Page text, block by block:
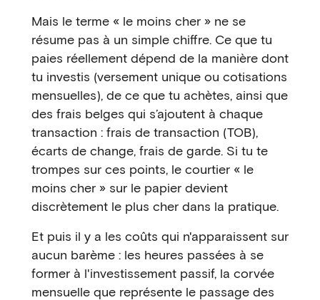
Mais le terme « le moins cher » ne se
résume pas à un simple chiffre. Ce que tu
paies réellement dépend de la manière dont
tu investis (versement unique ou cotisations
mensuelles), de ce que tu achètes, ainsi que
des frais belges qui s’ajoutent à chaque
transaction : frais de transaction (TOB),
écarts de change, frais de garde. Si tu te
trompes sur ces points, le courtier « le
moins cher » sur le papier devient
discrètement le plus cher dans la pratique.
Et puis il y a les coûts qui n'apparaissent sur
aucun barème : les heures passées à se
former à l'investissement passif, la corvée
mensuelle que représente le passage des